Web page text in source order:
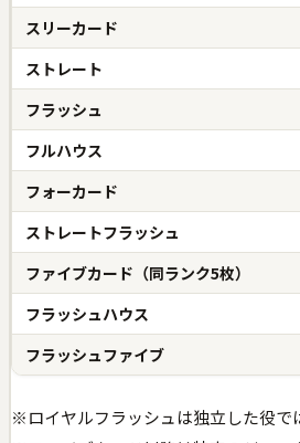
スリーカード
ストレート
フラッシュ
フルハウス
フォーカード
ストレートフラッシュ
ファイブカード（同ランク5枚）
フラッシュハウス
フラッシュファイブ
※ロイヤルフラッシュは独立した役で